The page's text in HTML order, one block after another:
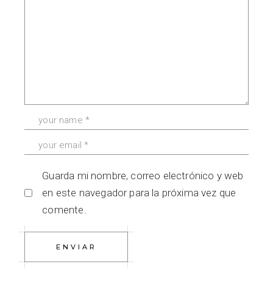
Guarda mi nombre, correo electrónico y web
en este navegador para la próxima vez que
comente.
ENVIAR